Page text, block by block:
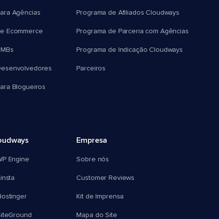
Agências
Ecommerce
Blogueiros
Programa de Afiliados Cloudways
Programa de Parceria com Agências
Programa de Indicação Cloudways
Parceiros
Engine
Empresa
Sobre nós
Customer Reviews
Kit de Imprensa
Mapa do Site